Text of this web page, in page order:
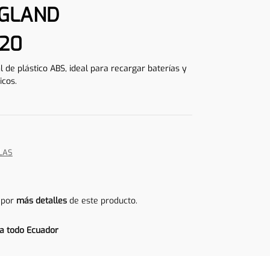
plástico ABS, ideal para recargar baterías y
más detallesde este producto.
todo Ecuador